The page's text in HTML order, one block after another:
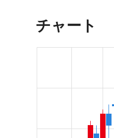
チャート